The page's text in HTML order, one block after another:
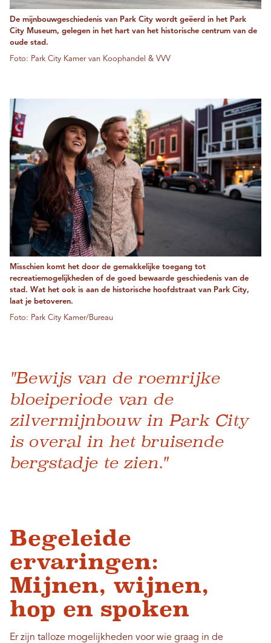
De mijnbouwgeschiedenis van Park City wordt geëerd in het Park
City Museum, gelegen in het hart van het historische centrum van de
oude stad.
Foto: Park City Kamer van Koophandel & VVV
Misschien komt het door de gemakkelijke toegang tot
recreatiemogelijkheden of de goed bewaarde geschiedenis van de
stad. Wat het ook is aan de historische hoofdstraat van Park City,
laat je betoveren.
Foto: Park City Kamer/Bureau
"Bewijs van de roemrijke
bloeiperiode van de
zilvermijnbouw in Park City
is overal in het bruisende
bergstadje te zien."
Begeleide
ervaringen:
Mijnen, wijnen,
hop en spoken
Er zijn talloze mogelijkheden voor wie graag in de